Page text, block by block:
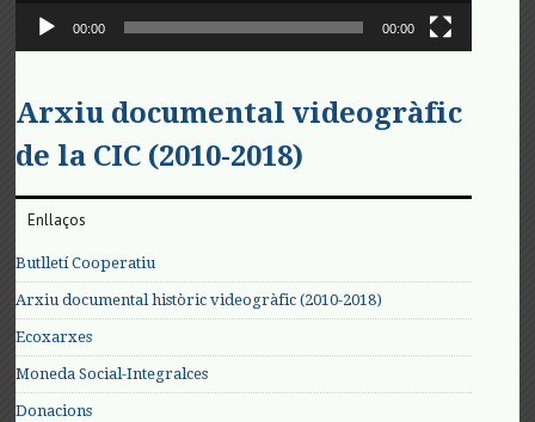
00:00 00:00
Arxiu documental videogràfic
de la CIC (2010-2018)
Enllaços
Butlletí Cooperatiu
Arxiu documental històric videogràfic (2010-2018)
Ecoxarxes
Moneda Social-Integralces
Donacions